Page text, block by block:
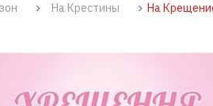
На Крестины На